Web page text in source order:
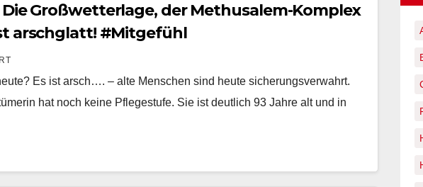
Die Großwetterlage, der Methusalem-Komplex
arschglatt! #Mitgefühl
Es ist arsch…. – alte Menschen sind heute sicherungsverwahrt.
hat noch keine Pflegestufe. Sie ist deutlich 93 Jahre alt und in